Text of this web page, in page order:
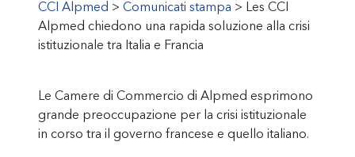
CCI Alpmed > Comunicati stampa > Les CCI
Alpmed chiedono una rapida soluzione alla crisi
istituzionale tra Italia e Francia
Le Camere di Commercio di Alpmed esprimono
grande preoccupazione per la crisi istituzionale
in corso tra il governo francese e quello italiano.